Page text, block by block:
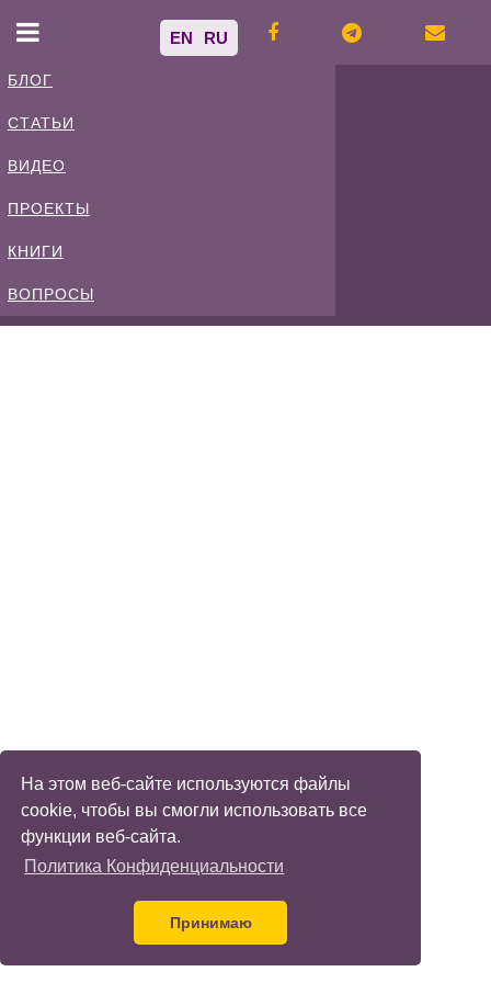
На этом веб-сайте используются файлы
cookie, чтобы вы смогли использовать все
функции веб-сайта.
Политика Конфиденциальности
Принимаю
БЛОГ
СТАТЬИ
ВИДЕО
ПРОЕКТЫ
КНИГИ
ВОПРОСЫ
EN RU
Спиваковский
Блог